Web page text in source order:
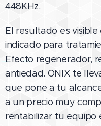
448KHz.
El resultado es visible
indicado para
Efecto regenerador,
antiedad. ONIX te
que pone a tu
a un precio muy
rentabilizar tu equipo